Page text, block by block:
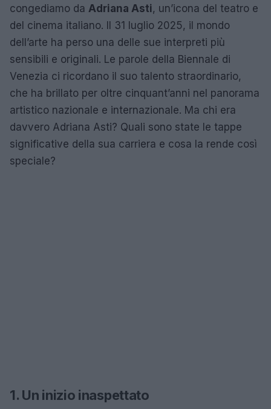
congediamo da Adriana Asti, un’icona del teatro e
del cinema italiano. Il 31 luglio 2025, il mondo
dell’arte ha perso una delle sue interpreti più
sensibili e originali. Le parole della Biennale di
Venezia ci ricordano il suo talento straordinario,
che ha brillato per oltre cinquant’anni nel panorama
artistico nazionale e internazionale. Ma chi era
davvero Adriana Asti? Quali sono state le tappe
significative della sua carriera e cosa la rende così
speciale?
1. Un inizio inaspettato